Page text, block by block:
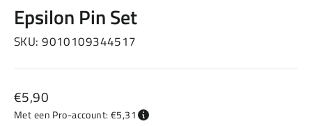
Epsilon Pin Set
SKU:9010109344517
€5,90
prijs
Met een Pro-account: €5,31